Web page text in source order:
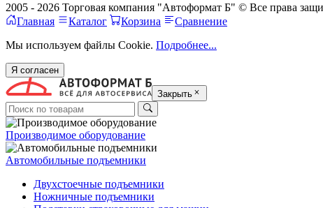
2005 - 2026 Торговая компания "Автоформат Б" © Все права
Главная
Каталог Корзина
Сравнение
Мы используем файлы Cookie. Подробнее...
Я согласен
Закрыть
Производимое оборудование
Автомобильные подъемники
Двухстоечные подъемники
Ножничные подъемники